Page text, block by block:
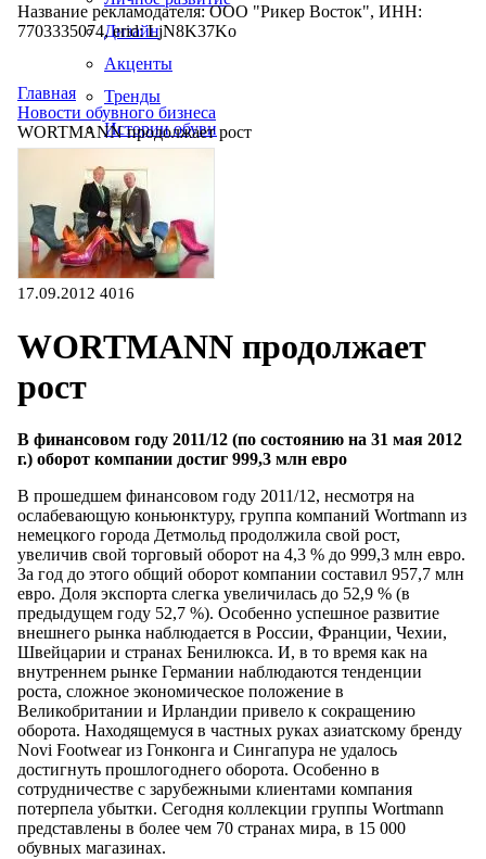
Дизайн
Акценты
Тренды
Истории обуви
Название рекламодателя: ООО "Рикер Восток", ИНН:
7703335074, erid: LjN8K37Ko
Главная
Новости обувного бизнеса
WORTMANN продолжает рост
17.09.2012 4016
WORTMANN продолжает
рост
В финансовом году 2011/12 (по состоянию на 31 мая 2012
г.) оборот компании достиг 999,3 млн евро
В прошедшем финансовом году 2011/12, несмотря на
ослабевающую коньюнктуру, группа компаний Wortmann из
немецкого города Детмольд продолжила свой рост,
увеличив свой торговый оборот на 4,3 % до 999,3 млн евро.
За год до этого общий оборот компании составил 957,7 млн
евро. Доля экспорта слегка увеличилась до 52,9 % (в
предыдущем году 52,7 %). Особенно успешное развитие
внешнего рынка наблюдается в России, Франции, Чехии,
Швейцарии и странах Бенилюкса. И, в то время как на
внутреннем рынке Германии наблюдаются тенденции
роста, сложное экономическое положение в
Великобритании и Ирландии привело к сокращению
оборота. Находящемуся в частных руках азиатскому бренду
Novi Footwear из Гонконга и Сингапура не удалось
достигнуть прошлогоднего оборота. Особенно в
сотрудничестве с зарубежными клиентами компания
потерпела убытки. Сегодня коллекции группы Wortmann
представлены в более чем 70 странах мира, в 15 000
обувных магазинах.